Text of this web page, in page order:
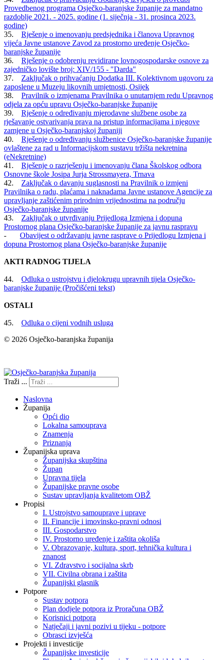
Provedbenog programa Osječko-baranjske županije za mandatno
razdoblje 2021. - 2025. godine (1. siječnja - 31. prosinca 2023.
godine)
35. Rješenje o imenovanju predsjednika i članova Upravnog
vijeća Javne ustanove Zavod za prostorno uređenje Osječko-
baranjske županije
36. Rješenje o odobrenju revidirane lovnogospodarske osnove za
zajedničko lovište broj: XIV/155 - "Darda"
37. Zaključak o prihvaćanju Dodatka III. Kolektivnom ugovoru za
zaposlene u Muzeju likovnih umjetnosti, Osijek
38. Pravilnik o izmjenama Pravilnika o unutarnjem redu Upravnog
odjela za opću upravu Osječko-baranjske županije
39. Rješenje o određivanju mjerodavne službene osobe za
rješavanje ostvarivanja prava na pristup informacijama i njegove
zamjene u Osječko-baranjskoj županiji
40. Rješenje o određivanju službenice Osječko-baranjske županije
ovlaštene za rad u Informacijskom sustavu tržišta nekretnina
(eNekretnine)
41. Rješenje o razrješenju i imenovanju člana Školskog odbora
Osnovne škole Josipa Jurja Strossmayera, Trnava
42. Zaključak o davanju suglasnosti na Pravilnik o izmjeni
Pravilnika o radu, plaćama i naknadama Javne ustanove Agencije za
upravljanje zaštićenim prirodnim vrijednostima na području
Osječko-baranjske županije
43. Zaključak o utvrđivanju Prijedloga Izmjena i dopuna
Prostornog plana Osječko-baranjske županije za javnu raspravu
- Obavijest o održavanju javne rasprave o Prijedlogu Izmjena i
dopuna Prostornog plana Osječko-baranjske županije
AKTI RADNOG TIJELA
44. Odluka o ustrojstvu i djelokrugu upravnih tijela Osječko-
baranjske županije (Pročišćeni tekst)
OSTALI
45. Odluka o cijeni vodnih usluga
© 2026 Osječko-baranjska županija
Traži ...
Naslovna
Županija
Opći dio
Lokalna samouprava
Znamenja
Priznanja
Županijska uprava
Županijska skupština
Župan
Upravna tijela
Županijske pravne osobe
Sustav upravljanja kvalitetom OBŽ
Propisi
I. Ustrojstvo samouprave i uprave
II. Financije i imovinsko-pravni odnosi
III. Gospodarstvo
IV. Prostorno uređenje i zaštita okoliša
V. Obrazovanje, kultura, sport, tehnička kultura i
znanost
VI. Zdravstvo i socijalna skrb
VII. Civilna obrana i zaštita
Županijski glasnik
Potpore
Sustav potpora
Plan dodjele potpora iz Proračuna OBŽ
Korisnici potpora
Natječaji i javni pozivi u tijeku - potpore
Obrasci izvješća
Projekti i investicije
Županijske investicije